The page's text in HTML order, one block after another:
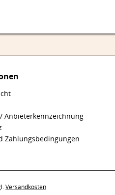
Anbieterkennzeichnung
Zahlungsbedingungen
Versandkosten